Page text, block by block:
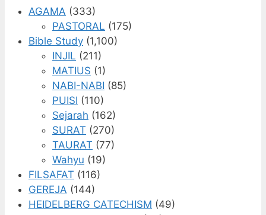
AGAMA (333)
PASTORAL (175)
Bible Study (1,100)
INJIL (211)
MATIUS (1)
NABI-NABI (85)
PUISI (110)
Sejarah (162)
SURAT (270)
TAURAT (77)
Wahyu (19)
FILSAFAT (116)
GEREJA (144)
HEIDELBERG CATECHISM (49)